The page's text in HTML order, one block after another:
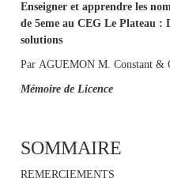
Enseigner et apprendre les
de 5eme au CEG Le Plateau :
solutions
Par AGUEMON M. Constant &
Mémoire de Licence
SOMMAIRE
REMERCIEMENTS